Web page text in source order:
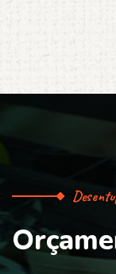
Orçame